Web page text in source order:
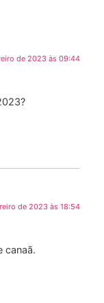
de 2023 às 09:44
de 2023 às 18:54
canaã.